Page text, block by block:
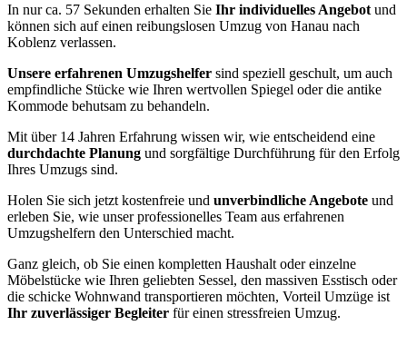
In nur ca. 57 Sekunden erhalten Sie Ihr individuelles Angebot und
können sich auf einen reibungslosen Umzug von Hanau nach
Koblenz verlassen.
Unsere erfahrenen Umzugshelfer sind speziell geschult, um auch
empfindliche Stücke wie Ihren wertvollen Spiegel oder die antike
Kommode behutsam zu behandeln.
Mit über 14 Jahren Erfahrung wissen wir, wie entscheidend eine
durchdachte Planung und sorgfältige Durchführung für den Erfolg
Ihres Umzugs sind.
Holen Sie sich jetzt kostenfreie und unverbindliche Angebote und
erleben Sie, wie unser professionelles Team aus erfahrenen
Umzugshelfern den Unterschied macht.
Ganz gleich, ob Sie einen kompletten Haushalt oder einzelne
Möbelstücke wie Ihren geliebten Sessel, den massiven Esstisch oder
die schicke Wohnwand transportieren möchten, Vorteil Umzüge ist
Ihr zuverlässiger Begleiter für einen stressfreien Umzug.